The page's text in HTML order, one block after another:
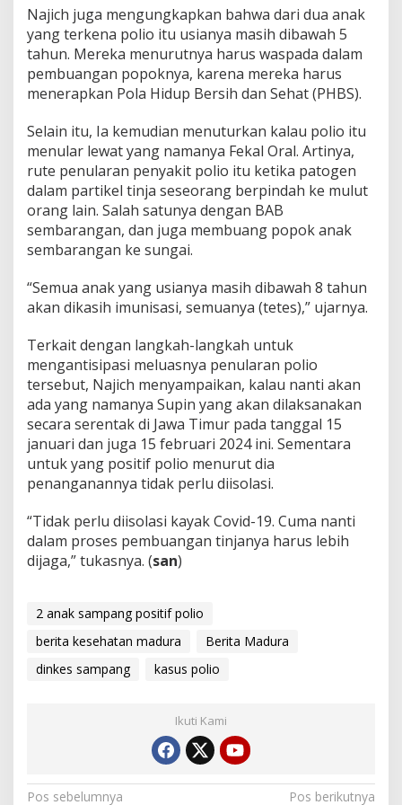
Najich juga mengungkapkan bahwa dari dua anak
yang terkena polio itu usianya masih dibawah 5
tahun. Mereka menurutnya harus waspada dalam
pembuangan popoknya, karena mereka harus
menerapkan Pola Hidup Bersih dan Sehat (PHBS).
Selain itu, Ia kemudian menuturkan kalau polio itu
menular lewat yang namanya Fekal Oral. Artinya,
rute penularan penyakit polio itu ketika patogen
dalam partikel tinja seseorang berpindah ke mulut
orang lain. Salah satunya dengan BAB
sembarangan, dan juga membuang popok anak
sembarangan ke sungai.
“Semua anak yang usianya masih dibawah 8 tahun
akan dikasih imunisasi, semuanya (tetes),” ujarnya.
Terkait dengan langkah-langkah untuk
mengantisipasi meluasnya penularan polio
tersebut, Najich menyampaikan, kalau nanti akan
ada yang namanya Supin yang akan dilaksanakan
secara serentak di Jawa Timur pada tanggal 15
januari dan juga 15 februari 2024 ini. Sementara
untuk yang positif polio menurut dia
penanganannya tidak perlu diisolasi.
“Tidak perlu diisolasi kayak Covid-19. Cuma nanti
dalam proses pembuangan tinjanya harus lebih
dijaga,” tukasnya. (san)
2 anak sampang positif polio
berita kesehatan madura
Berita Madura
dinkes sampang
kasus polio
Ikuti Kami
Pos sebelumnya
Pos berikutnya